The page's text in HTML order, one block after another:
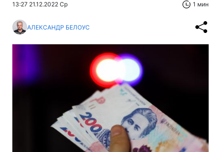
13:27 21.12.2022 Ср 1 мин
АЛЕКСАНДР БЕЛОУС